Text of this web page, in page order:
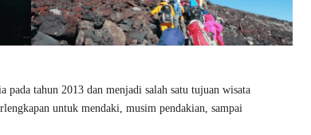
pada tahun 2013 dan menjadi salah satu tujuan wisata
untuk mendaki, musim pendakian, sampai